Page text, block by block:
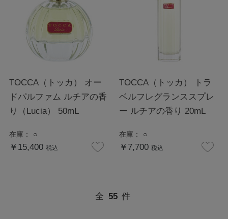
TOCCA（トッカ） オー
ドパルファム ルチアの香
り（Lucia） 50mL
在庫： ○
￥15,400 税込
TOCCA（トッカ） トラ
ベルフレグランススプレ
ー ルチアの香り 20mL
在庫： ○
￥7,700 税込
全 55 件